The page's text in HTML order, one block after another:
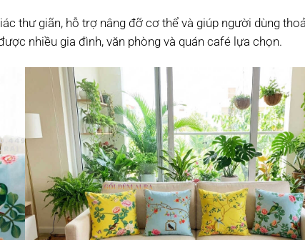
thư giãn, hỗ trợ nâng đỡ cơ thể và giúp người dùng
nhiều gia đình, văn phòng và quán café lựa chọn.